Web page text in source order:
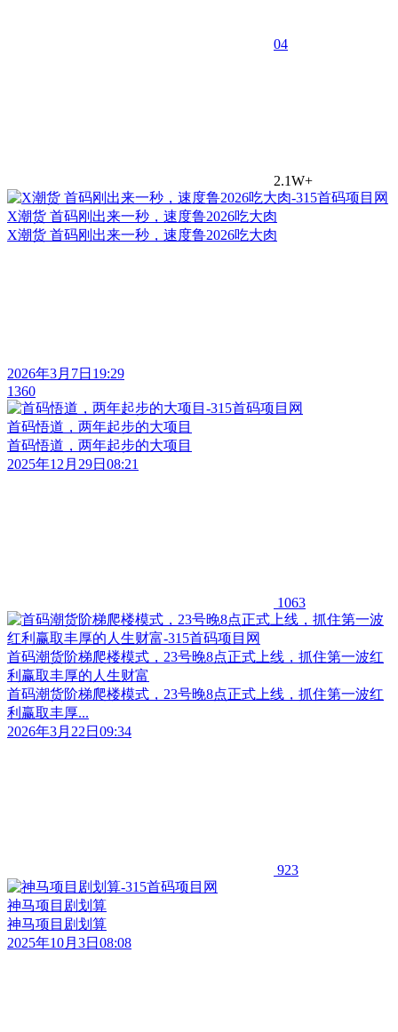
04
2.1W+
X潮货 首码刚出来一秒，速度鲁2026吃大肉
X潮货 首码刚出来一秒，速度鲁2026吃大肉
2026年3月7日19:29
1360
首码悟道，两年起步的大项目
首码悟道，两年起步的大项目
2025年12月29日08:21
1063
首码潮货阶梯爬楼模式，23号晚8点正式上线，抓住第一波红
利赢取丰厚的人生财富
首码潮货阶梯爬楼模式，23号晚8点正式上线，抓住第一波红
利赢取丰厚...
2026年3月22日09:34
923
神马项目剧划算
神马项目剧划算
2025年10月3日08:08